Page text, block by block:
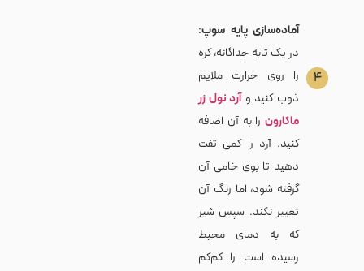
۴
آماده‌سازی پایه سوپ:
در یک تابه جداگانه، کره
را روی حرارت ملایم
ذوب کنید وآرد نول زر
ماکارون را به آن اضافه
کنید. آرد را کمی تفت
دهید تا بوی خامی آن
گرفته شود، اما رنگ آن
تغییر نکند. سپس شیر
که به دمای محیط
رسیده است را کم‌کم